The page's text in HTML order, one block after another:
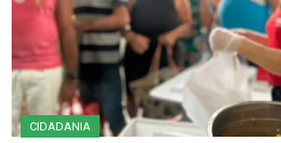
CIDADANIA